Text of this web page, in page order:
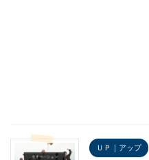
ＵＰ｜アップ